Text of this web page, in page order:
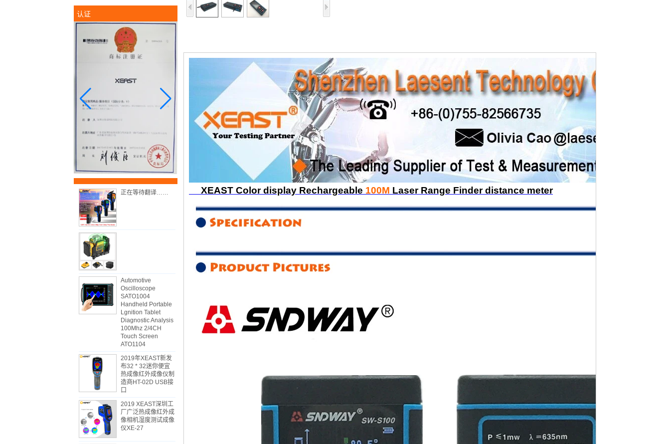
认证
正在等待翻译……
Automotive
Oscilloscope
SATO1004
Handheld Portable
Lgnition Tablet
Diagnostic Analysis
100Mhz 2/4CH
Touch Screen
ATO1104
2019年XEAST新发
布32 * 32迷你便宜
热成像红外成像仪制
造商HT-02D USB接
口
2019 XEAST深圳工
厂广泛热成像红外成
像相机湿度测试成像
仪XE-27
XEAST Color display Rechargeable 100M Laser Range Finder distance meter